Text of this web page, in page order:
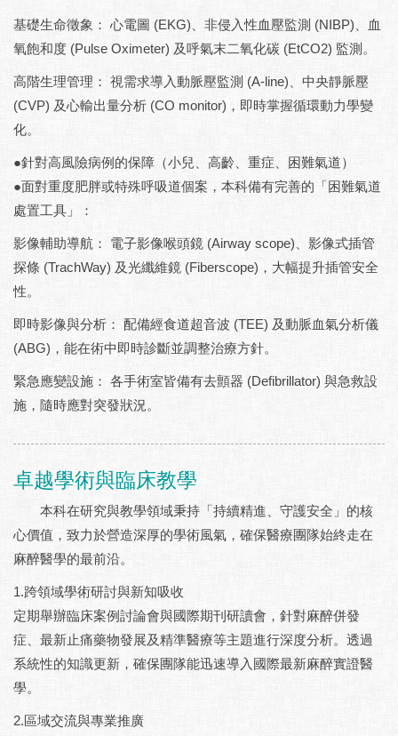
基礎生命徵象： 心電圖 (EKG)、非侵入性血壓監測 (NIBP)、血
氧飽和度 (Pulse Oximeter) 及呼氣末二氧化碳 (EtCO2) 監測。
高階生理管理： 視需求導入動脈壓監測 (A-line)、中央靜脈壓
(CVP) 及心輸出量分析 (CO monitor)，即時掌握循環動力學變
化。
●針對高風險病例的保障（小兒、高齡、重症、困難氣道）
●面對重度肥胖或特殊呼吸道個案，本科備有完善的「困難氣道
處置工具」：
影像輔助導航： 電子影像喉頭鏡 (Airway scope)、影像式插管
探條 (TrachWay) 及光纖維鏡 (Fiberscope)，大幅提升插管安全
性。
即時影像與分析： 配備經食道超音波 (TEE) 及動脈血氣分析儀
(ABG)，能在術中即時診斷並調整治療方針。
緊急應變設施： 各手術室皆備有去顫器 (Defibrillator) 與急救設
施，隨時應對突發狀況。
卓越學術與臨床教學
本科在研究與教學領域秉持「持續精進、守護安全」的核
心價值，致力於營造深厚的學術風氣，確保醫療團隊始終走在
麻醉醫學的最前沿。
1.跨領域學術研討與新知吸收
定期舉辦臨床案例討論會與國際期刊研讀會，針對麻醉併發
症、最新止痛藥物發展及精準醫療等主題進行深度分析。透過
系統性的知識更新，確保團隊能迅速導入國際最新麻醉實證醫
學。
2.區域交流與專業推廣